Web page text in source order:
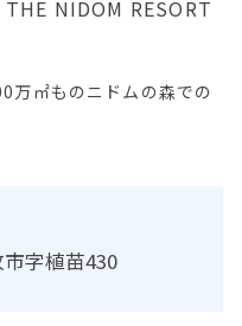
NIDOM RESORT
万㎡ものニドムの森での
字植苗430